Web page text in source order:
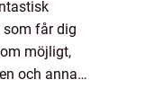
som får dig
möjligt,
och annan